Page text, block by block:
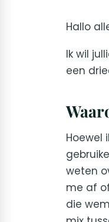
Hallo
Ik wil
een
Hoewel
weten
me af
die